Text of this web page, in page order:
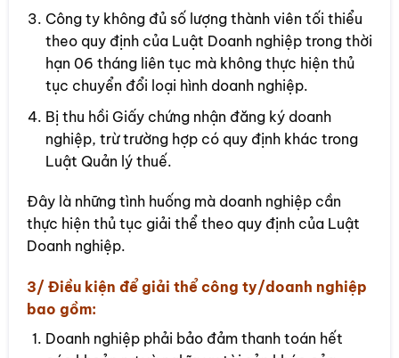
Công ty không đủ số lượng thành viên tối thiểu
theo quy định của Luật Doanh nghiệp trong thời
hạn 06 tháng liên tục mà không thực hiện thủ
tục chuyển đổi loại hình doanh nghiệp.
Bị thu hồi Giấy chứng nhận đăng ký doanh
nghiệp, trừ trường hợp có quy định khác trong
Luật Quản lý thuế.
Đây là những tình huống mà doanh nghiệp cần
thực hiện thủ tục giải thể theo quy định của Luật
Doanh nghiệp.
3/ Điều kiện để giải thể công ty/doanh nghiệp
bao gồm:
Doanh nghiệp phải bảo đảm thanh toán hết